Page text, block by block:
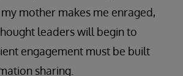
mother makes me enraged,
leaders will begin to
engagement must be built
sharing.